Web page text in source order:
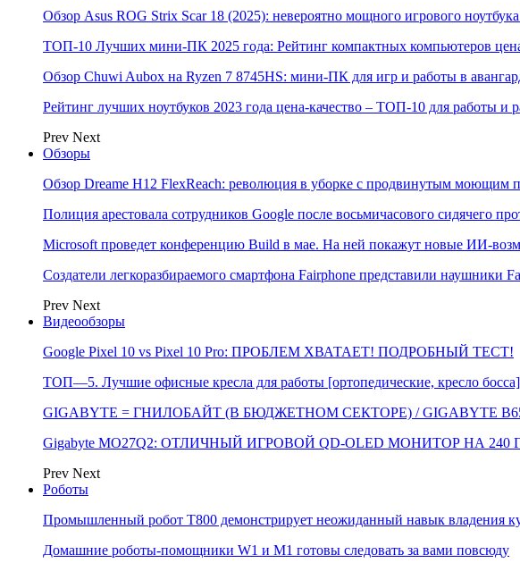
Обзор Asus ROG Strix Scar 18 (2025): невероятно мощного игрового
ТОП-10 Лучших мини-ПК 2025 года: Рейтинг компактных компьютеров
Обзор Chuwi Aubox на Ryzen 7 8745HS: мини-ПК для игр и работы в
Рейтинг лучших ноутбуков 2023 года цена-качество – ТОП-10 для работы и
Prev Next
Обзоры
Обзор Dreame H12 FlexReach: революция в уборке с продвинутым моющим
Полиция арестовала сотрудников Google после восьмичасового сидячего
Microsoft проведет конференцию Build в мае. На ней покажут новые ИИ-
Создатели легкоразбираемого смартфона Fairphone представили наушники
Prev Next
Видеообзоры
Google Pixel 10 vs Pixel 10 Pro: ПРОБЛЕМ ХВАТАЕТ! ПОДРОБНЫЙ ТЕСТ!
ТОП—5. Лучшие офисные кресла для работы [ортопедические, кресло
GIGABYTE = ГНИЛОБАЙТ (В БЮДЖЕТНОМ СЕКТОРЕ) / GIGABYTE
Gigabyte MO27Q2: ОТЛИЧНЫЙ ИГРОВОЙ QD-OLED МОНИТОР НА 240
Prev Next
Роботы
Промышленный робот Т800 демонстрирует неожиданный навык владения
Домашние роботы-помощники W1 и M1 готовы следовать за вами повсюду